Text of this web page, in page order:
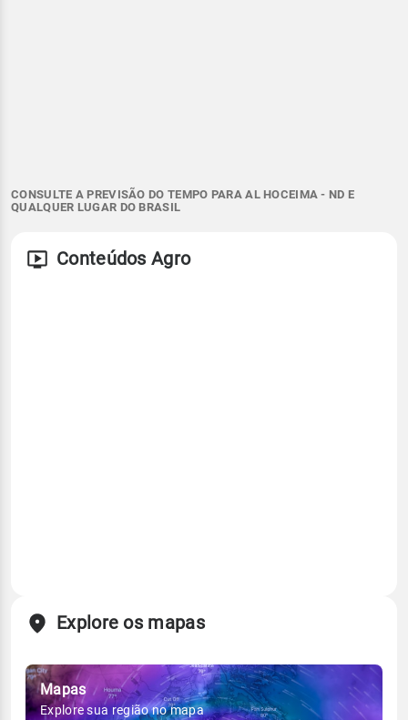
CONSULTE A PREVISÃO DO TEMPO PARA AL HOCEIMA - ND E
QUALQUER LUGAR DO BRASIL
Conteúdos Agro
Explore os mapas
Mapas
Explore sua região no mapa